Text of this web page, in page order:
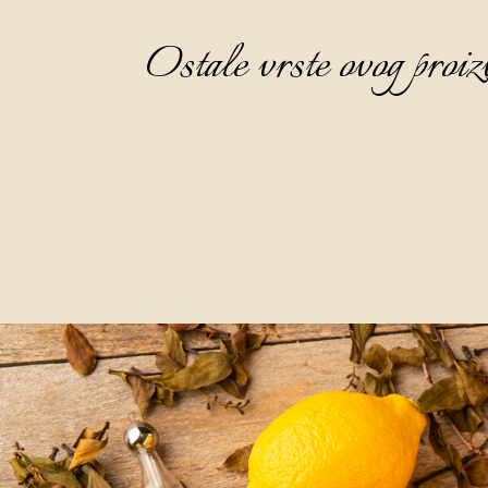
Ostale vrste ovog